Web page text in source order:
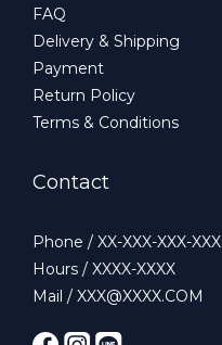
FAQ
Delivery & Shipping
Payment
Return Policy
Terms & Conditions
Contact
Phone / XX-XXX-XXX-XXX
Hours / XXXX-XXXX
Mail / XXX@XXXX.COM